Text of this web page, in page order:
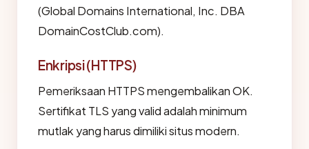
(Global Domains International, Inc. DBA
DomainCostClub.com).
Enkripsi (HTTPS)
Pemeriksaan HTTPS mengembalikan OK.
Sertifikat TLS yang valid adalah minimum
mutlak yang harus dimiliki situs modern.